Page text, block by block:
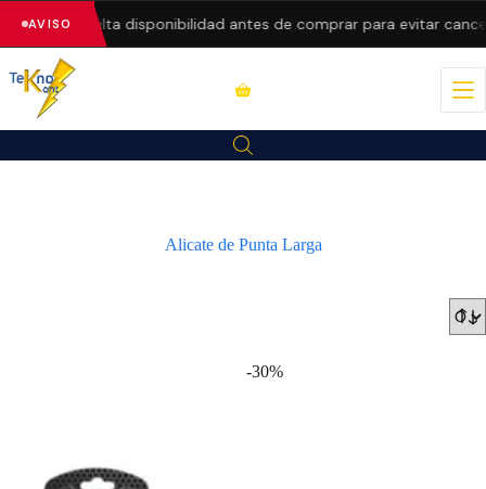
AVISOConsulta disponibilidad antes de comprar para evitar
Alicate de Punta Larga
-30%